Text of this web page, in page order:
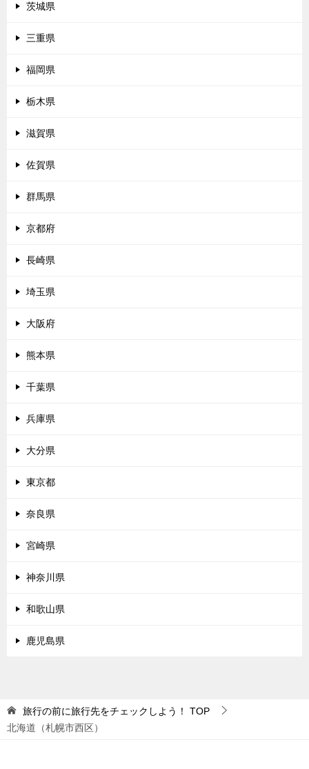
茨城県
三重県
福岡県
栃木県
滋賀県
佐賀県
群馬県
京都府
長崎県
埼玉県
大阪府
熊本県
千葉県
兵庫県
大分県
東京都
奈良県
宮崎県
神奈川県
和歌山県
鹿児島県
旅行の前に旅行先をチェックしよう！
TOP
北海道（札幌市西区）